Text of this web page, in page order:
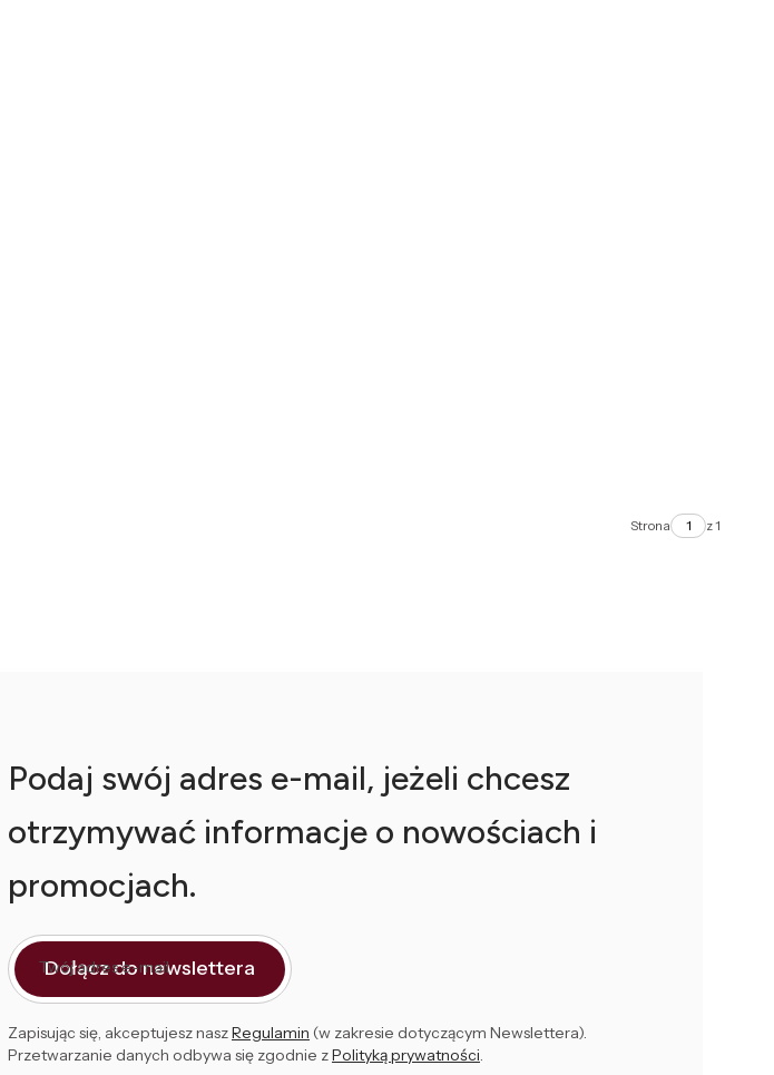
Strona z 1
Podaj swój adres e-mail, jeżeli chcesz
otrzymywać informacje o nowościach i
promocjach.
Twój adres e-mail
Dołącz do newslettera
Zapisując się, akceptujesz naszRegulamin (w zakresie dotyczącym Newslettera).
Przetwarzanie danych odbywa się zgodnie zPolityką prywatności.